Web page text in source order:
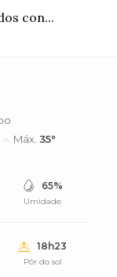
con...
Máx.35°
65%
Umidade
18h23
Pôr do sol